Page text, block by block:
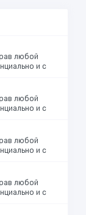
любой
и с
любой
и с
любой
и с
любой
и с